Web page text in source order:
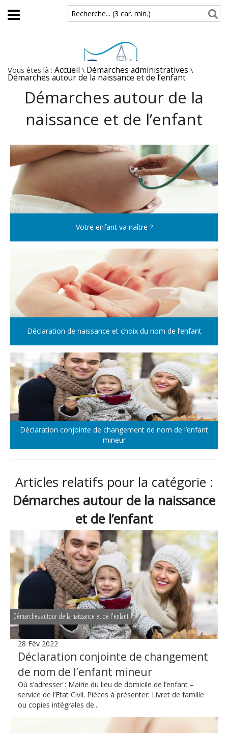
Aller au contenu principal
Recherche... (3 car. min.)
Vous êtes là : Accueil \ Démarches administratives \
Démarches autour de la naissance et de l’enfant
Démarches autour de la
naissance et de l’enfant
Votre enfant va naître ?
Déclaration de naissance et choix du nom de l’enfant
Déclaration conjointe de changement de nom de l’enfant
mineur
Articles relatifs pour la catégorie :
Démarches autour de la naissance
et de l’enfant
Démarches autour de la naissance et de l'enfant
28 Fév 2022
Déclaration conjointe de changement
de nom de l’enfant mineur
Où s’adresser : Mairie du lieu de domicile de l’enfant –
service de l’Etat Civil. Pièces à présenter: Livret de famille
ou copies intégrales de...